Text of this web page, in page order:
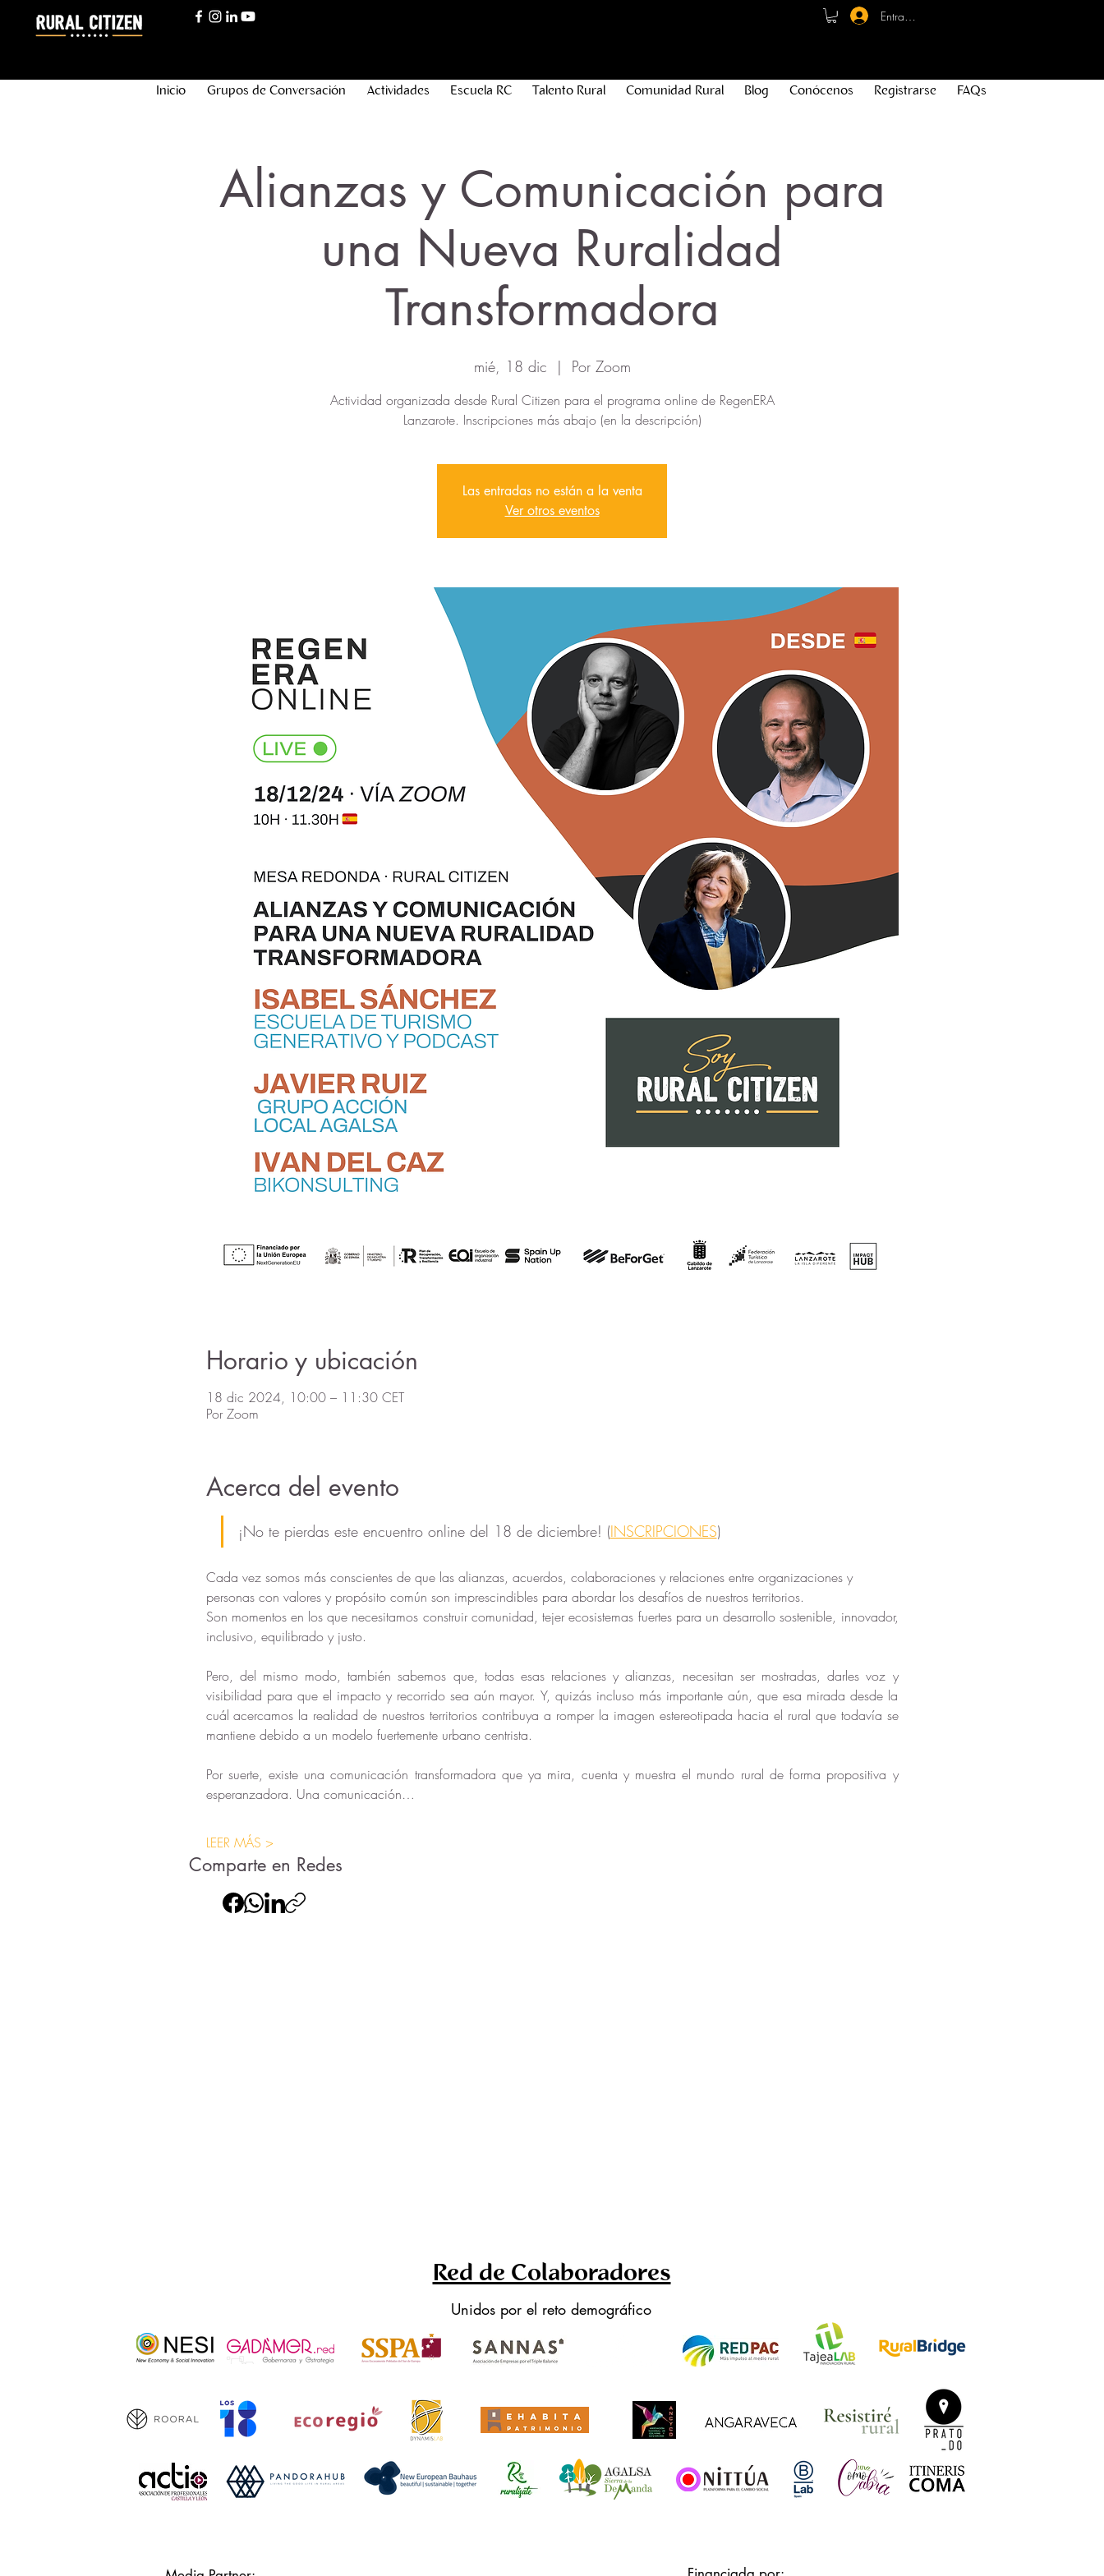
Entrar - Registro
Inicio Grupos de Conversación Actividades Escuela RC Talento Rural Comunidad Rural Blog Conócenos Registrarse FAQs
Alianzas y Comunicación para
una Nueva Ruralidad
Transformadora
mié, 18 dic
  |
Por Zoom
Actividad organizada desde Rural Citizen para el programa online de RegenERA
Lanzarote. Inscripciones más abajo (en la descripción)
Las entradas no están a la venta
Ver otros eventos
Horario y ubicación
18 dic 2024, 10:00 – 11:30 CET
Por Zoom
Acerca del evento
¡No te pierdas este encuentro online del 18 de diciembre! (INSCRIPCIONES)
Cada vez somos más conscientes de que las alianzas, acuerdos, colaboraciones y relaciones entre organizaciones y
personas con valores y propósito común son imprescindibles para abordar los desafíos de nuestros territorios.
Son momentos en los que necesitamos construir comunidad, tejer ecosistemas fuertes para un desarrollo sostenible, innovador,
inclusivo, equilibrado y justo.
Pero, del mismo modo, también sabemos que, todas esas relaciones y alianzas, necesitan ser mostradas, darles voz y
visibilidad para que el impacto y recorrido sea aún mayor. Y, quizás incluso más importante aún, que esa mirada desde la
cuál acercamos la realidad de nuestros territorios contribuya a romper la imagen estereotipada hacia el rural que todavía se
mantiene debido a un modelo fuertemente urbano centrista.
Por suerte, existe una comunicación transformadora que ya mira, cuenta y muestra el mundo rural de forma propositiva y
esperanzadora. Una comunicación…
LEER MÁS >
Comparte en Redes
Red de Colaboradores
Unidos por el reto demográfico